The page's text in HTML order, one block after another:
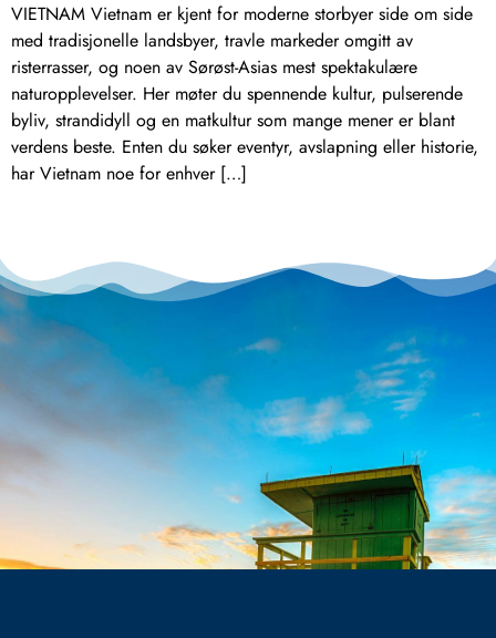
VIETNAM Vietnam er kjent for moderne storbyer side om side
med tradisjonelle landsbyer, travle markeder omgitt av
risterrasser, og noen av Sørøst-Asias mest spektakulære
naturopplevelser. Her møter du spennende kultur, pulserende
byliv, strandidyll og en matkultur som mange mener er blant
verdens beste. Enten du søker eventyr, avslapning eller historie,
har Vietnam noe for enhver […]